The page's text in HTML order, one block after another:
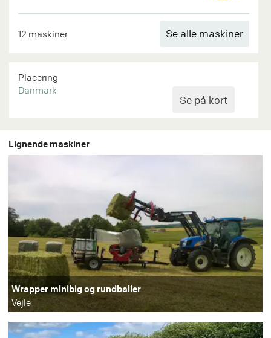
12 maskiner Se alle maskiner
Placering
Danmark
Lignende maskiner
Wrapper minibig og rundballer
Vejle